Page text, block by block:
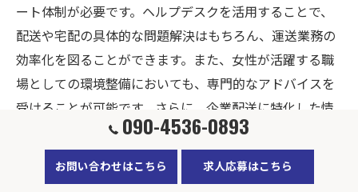
ート体制が必要です。ヘルプデスクを活用することで、
配送や宅配の具体的な問題解決はもちろん、運送業務の
効率化を図ることができます。また、女性が活躍する職
場としての環境整備においても、専門的なアドバイスを
受けることが可能です。さらに、企業配送に特化した情
報も得られるため、業界の最新トレンドを把握し、稼ぐ
コツを学ぶことができます。弊社HPでは、具体的な利用
方法や問い合わせ手順を詳しく案内しておりますので、
090-4536-0893
お問い合わせはこちら 求人応募はこちら